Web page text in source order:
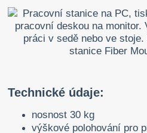
Technické údaje:
nosnost 30 kg
výškové polohování pro